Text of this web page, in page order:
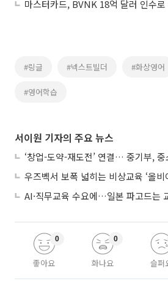
#링글 #넥스트빌더 #화상영어
#영어학습
서이원 기자의 주요 뉴스
AI·직무교육 수요에…일본 파고드는
좋아요
0
화나요
0
슬퍼